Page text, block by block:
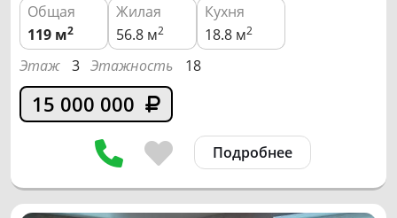
Общая
Жилая
Кухня
119 м2 56.8 м2 18.8 м2
Этаж 3 Этажность 18
15 000 000
Подробнее